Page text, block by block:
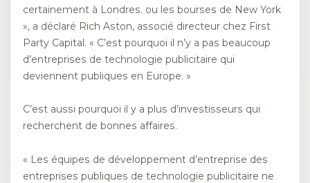
certainement à Londres. ou les bourses de New York
», a déclaré Rich Aston, associé directeur chez First
Party Capital. « C’est pourquoi il n’y a pas beaucoup
d’entreprises de technologie publicitaire qui
deviennent publiques en Europe. »
C’est aussi pourquoi il y a plus d’investisseurs qui
recherchent de bonnes affaires.
« Les équipes de développement d’entreprise des
entreprises publiques de technologie publicitaire ne